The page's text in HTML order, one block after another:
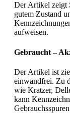
Der Artikel zeigt
gutem Zustand
aufweisen.
Gebraucht –
Der Artikel ist
einwandfrei. Zu
wie Kratzer,
kann